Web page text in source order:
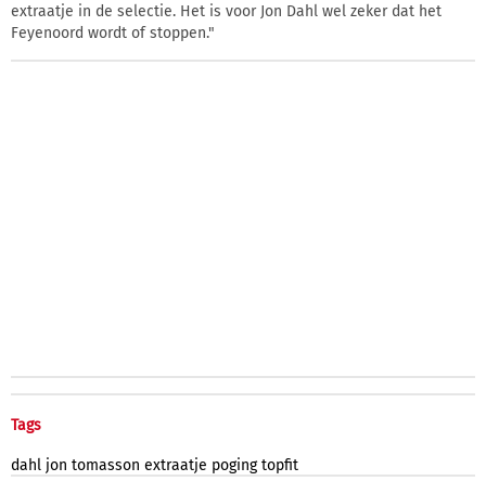
extraatje in de selectie. Het is voor Jon Dahl wel zeker dat het
Feyenoord wordt of stoppen."
Tags
dahl jon tomasson extraatje poging topfit